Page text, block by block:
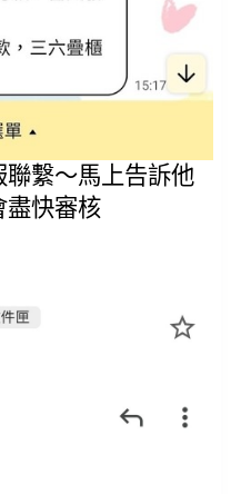
繫～馬上告訴他
盡快審核